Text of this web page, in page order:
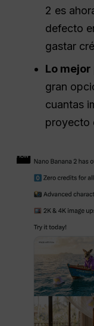
2 es
defecto
gastar
Lo
gran
cuantas
proyecto